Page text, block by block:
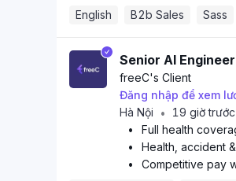
English
B2b Sales Sass
Senior AI
freeC's Client
Đăng nhập để xem
Hà Nội
•
19 giờ trước
•
Full health
•
Health, accident
•
Competitive pay